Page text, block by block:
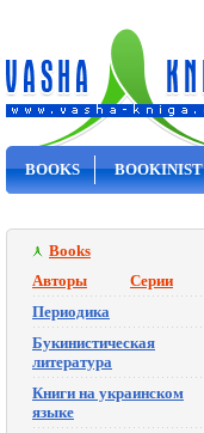
BOOKS BOOKINIST
Books
Авторы
Серии
Периодика
Букинистическая
литература
Книги на украинском
языке